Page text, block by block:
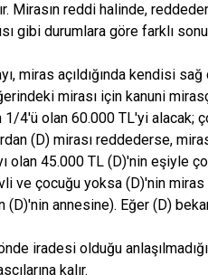
Mirasın reddi halinde,
gibi durumlara göre farklı
miras açıldığında kendisi
mirası için kanuni
4'ü olan 60.000 TL'yi alacak;
(D) mirası reddederse,
45.000 TL (D)'nin eşiyle
ve çocuğu yoksa (D)'nin
annesine). Eğer (D)
iradesi olduğu
kalır.